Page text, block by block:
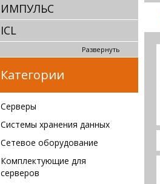
ИМПУЛЬС
ICL
Развернуть
Категории
Серверы
Системы хранения данных
Сетевое оборудование
Комплектующие для
серверов